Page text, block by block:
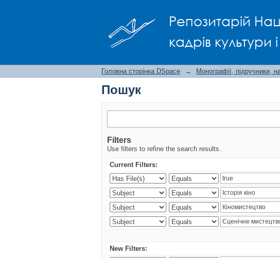
Репозитарій
кадрів культури
Головна сторінка DSpace → Монографії, підручники,
Пошук
Filters
Use filters to refine the search results.
Current Filters:
New Filters: